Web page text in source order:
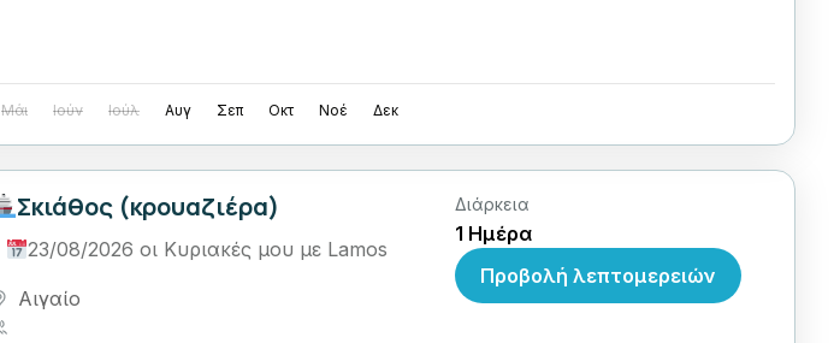
Μάι Ιούν Ιούλ Αυγ Σεπ Οκτ Νοέ Δεκ
Σκιάθος (κρουαζιέρα)
23/08/2026 οι Κυριακές μου με Lamos
Αιγαίο
Διάρκεια
1 Ημέρα
Προβολή λεπτομερειών